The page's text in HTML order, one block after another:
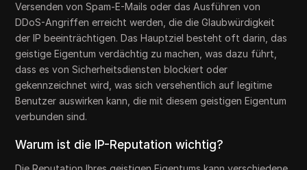
Versenden von Spam-E-Mails oder das Ausführen von
DDoS-Angriffen erreicht werden, die die Glaubwürdigkeit
der IP beeinträchtigen. Das Hauptziel besteht oft darin, das
geistige Eigentum verdächtig zu machen, was dazu führt,
dass es von Sicherheitsdiensten blockiert oder
gekennzeichnet wird, was sich versehentlich auf legitime
Benutzer auswirken kann, die mit diesem geistigen Eigentum
verbunden sind.
Warum ist die IP-Reputation wichtig?